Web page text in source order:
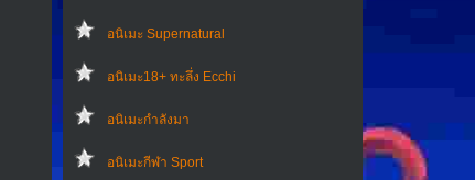
อนิเมะ Supernatural
อนิเมะ18+ ทะลึ่ง Ecchi
อนิเมะกำลังมา
อนิเมะกีฬา Sport